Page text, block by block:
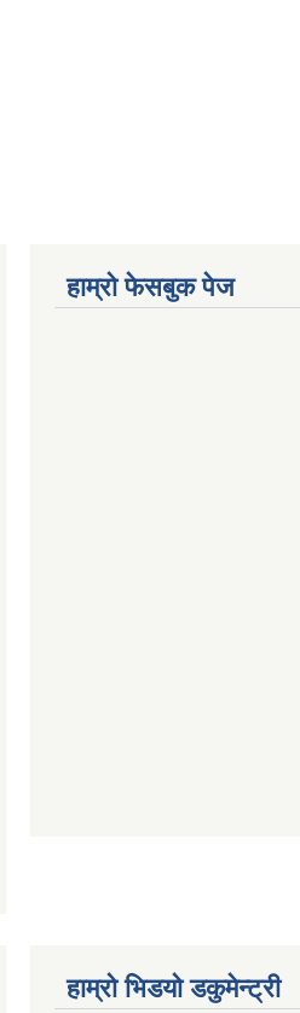
हाम्रो फेसबुक पेज
हाम्रो भिडयो डकुमेन्ट्री